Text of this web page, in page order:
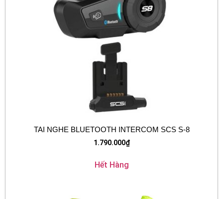
TAI NGHE BLUETOOTH INTERCOM SCS S-8
1.790.000₫
Hết Hàng